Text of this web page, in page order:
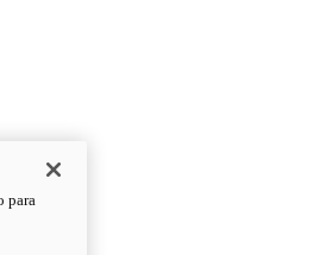
para